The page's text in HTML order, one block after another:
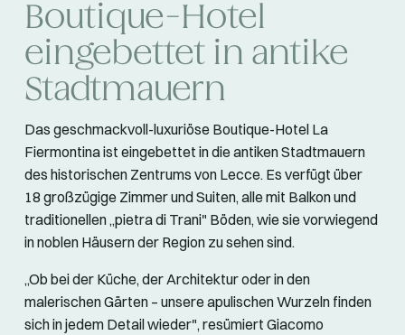
Boutique-Hotel
eingebettet in antike
Stadtmauern
Das geschmackvoll-luxuriöse Boutique-Hotel La
Fiermontina ist eingebettet in die antiken Stadtmauern
des historischen Zentrums von Lecce. Es verfügt über
18 großzügige Zimmer und Suiten, alle mit Balkon und
traditionellen „pietra di Trani" Böden, wie sie vorwiegend
in noblen Häusern der Region zu sehen sind.
„Ob bei der Küche, der Architektur oder in den
malerischen Gärten – unsere apulischen Wurzeln finden
sich in jedem Detail wieder", resümiert Giacomo